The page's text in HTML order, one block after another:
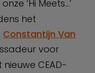
‘Hi Meets…’
het
Constantijn Van
voor
CEAD-